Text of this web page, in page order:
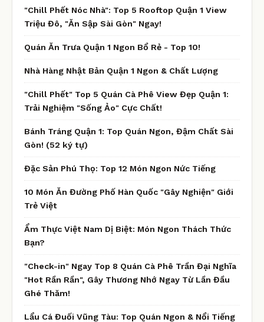
"Chill Phết Nóc Nhà": Top 5 Rooftop Quận 1 View
Triệu Đô, "Ăn Sập Sài Gòn" Ngay!
Quán Ăn Trưa Quận 1 Ngon Bổ Rẻ - Top 10!
Nhà Hàng Nhật Bản Quận 1 Ngon & Chất Lượng
"Chill Phết" Top 5 Quán Cà Phê View Đẹp Quận 1:
Trải Nghiệm "Sống Ảo" Cực Chất!
Bánh Tráng Quận 1: Top Quán Ngon, Đậm Chất Sài
Gòn! (52 ký tự)
Đặc Sản Phú Thọ: Top 12 Món Ngon Nức Tiếng
10 Món Ăn Đường Phố Hàn Quốc "Gây Nghiện" Giới
Trẻ Việt
Ẩm Thực Việt Nam Dị Biệt: Món Ngon Thách Thức
Bạn?
"Check-in" Ngay Top 8 Quán Cà Phê Trần Đại Nghĩa
"Hot Rần Rần", Gây Thương Nhớ Ngay Từ Lần Đầu
Ghé Thăm!
Lẩu Cá Đuối Vũng Tàu: Top Quán Ngon & Nổi Tiếng